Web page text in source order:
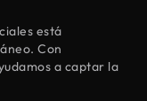
está
Con
a captar la